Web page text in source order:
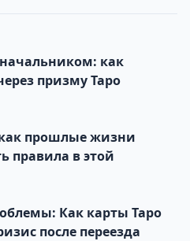
как
призму Таро
прошлые жизни
правила в этой
Как карты Таро
после переезда